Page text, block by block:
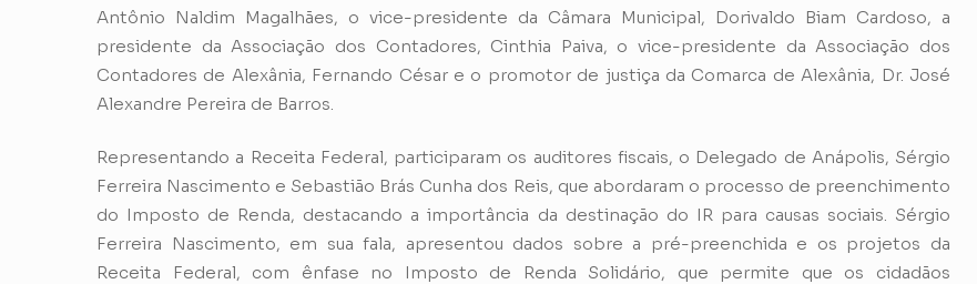
Antônio Naldim Magalhães, o vice-presidente da Câmara Municipal, Dorivaldo Biam Cardoso, a
presidente da Associação dos Contadores, Cinthia Paiva, o vice-presidente da Associação dos
Contadores de Alexânia, Fernando César e o promotor de justiça da Comarca de Alexânia, Dr. José
Alexandre Pereira de Barros.
Representando a Receita Federal, participaram os auditores fiscais, o Delegado de Anápolis, Sérgio
Ferreira Nascimento e Sebastião Brás Cunha dos Reis, que abordaram o processo de preenchimento
do Imposto de Renda, destacando a importância da destinação do IR para causas sociais. Sérgio
Ferreira Nascimento, em sua fala, apresentou dados sobre a pré-preenchida e os projetos da
Receita Federal, com ênfase no Imposto de Renda Solidário, que permite que os cidadãos